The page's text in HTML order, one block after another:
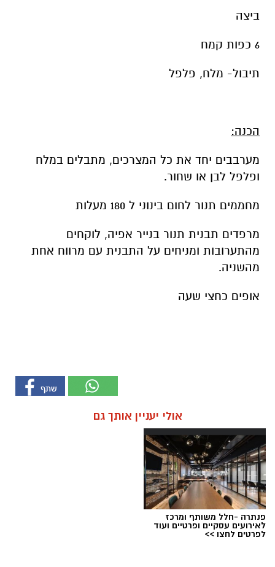
ביצה
6 כפות קמח
תיבול- מלח, פלפל
הכנה:
מערבבים יחד את כל המצרכים, מתבלים במלח
ופלפל לבן או שחור.
מחממים תנור לחום בינוני ל 180 מעלות
מרפדים תבנית תנור בנייר אפיה, לוקחים
מהתערובות ומניחים על התבנית עם מרווח אחת
מהשניה.
אופים כחצי שעה
אולי יעניין אותך גם
פנתרה -חלל משותף ומרכז
לאירועים עסקיים ופרטיים ועוד
לפרטים לחצו >>